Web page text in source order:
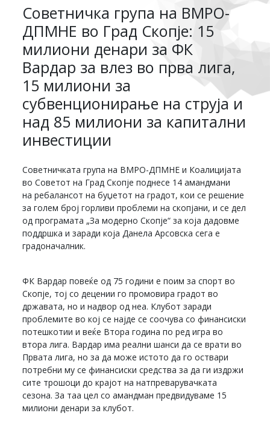
Советничка група на ВМРО-
ДПМНЕ во Град Скопје: 15
милиони денари за ФК
Вардар за влез во прва лига,
15 милиони за
субвенционирање на струја и
над 85 милиони за капитални
инвестиции
Советничката група на ВМРО-ДПМНЕ и Коалицијата
во Советот на Град Скопје поднесе 14 амандмани
на ребалансот на буџетот на градот, кои се решение
за голем број горливи проблеми на скопјани, и се дел
од програмата „За модерно Скопје“ за која дадовме
поддршка и заради која Данела Арсовска сега е
градоначалник.
ФК Вардар повеќе од 75 години е поим за спорт во
Скопје, тој со децении го промовира градот во
државата, но и надвор од неа. Клубот заради
проблемите во кој се најде се соочува со финансиски
потешкотии и веќе Втора година по ред игра во
втора лига. Вардар има реални шанси да се врати во
Првата лига, но за да може истото да го оствари
потребни му се финансиски средства за да ги издржи
сите трошоци до крајот на натпреварувачката
сезона. За таа цел со амандман предвидуваме 15
милиони денари за клубот.